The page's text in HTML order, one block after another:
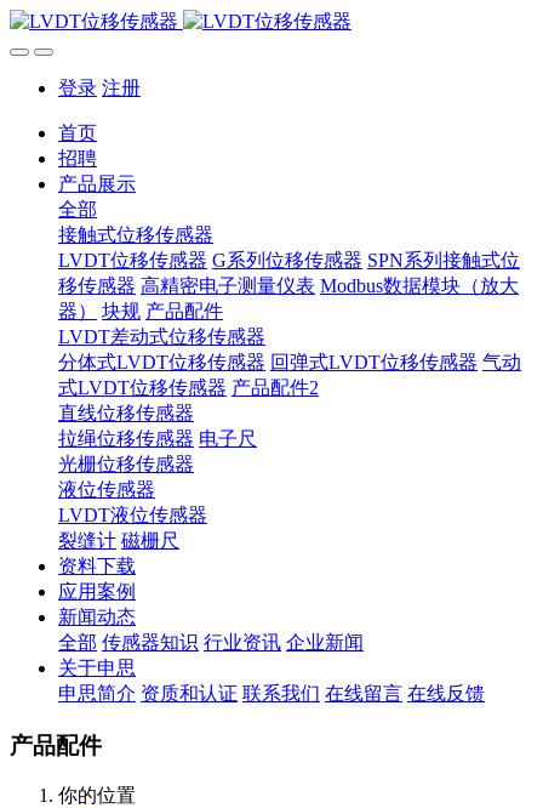
登录 注册
首页
招聘
产品展示
全部
接触式位移传感器
LVDT位移传感器 G系列位移传感器 SPN系列接触式位
移传感器 高精密电子测量仪表 Modbus数据模块（放大
器）
块规 产品配件
LVDT差动式位移传感器
分体式LVDT位移传感器 回弹式LVDT位移传感器 气动
式LVDT位移传感器 产品配件2
直线位移传感器
拉绳位移传感器 电子尺
光栅位移传感器
液位传感器
LVDT液位传感器
裂缝计 磁栅尺
资料下载
应用案例
新闻动态
全部 传感器知识 行业资讯 企业新闻
关于申思
申思简介 资质和认证 联系我们 在线留言 在线反馈
产品配件
你的位置